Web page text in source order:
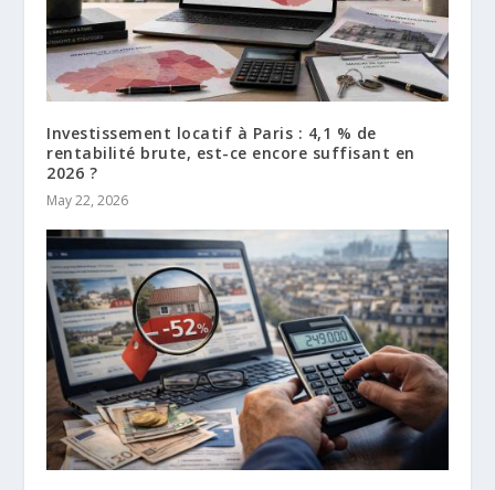
Investissement locatif à Paris : 4,1 % de
rentabilité brute, est-ce encore suffisant en
2026 ?
May 22, 2026